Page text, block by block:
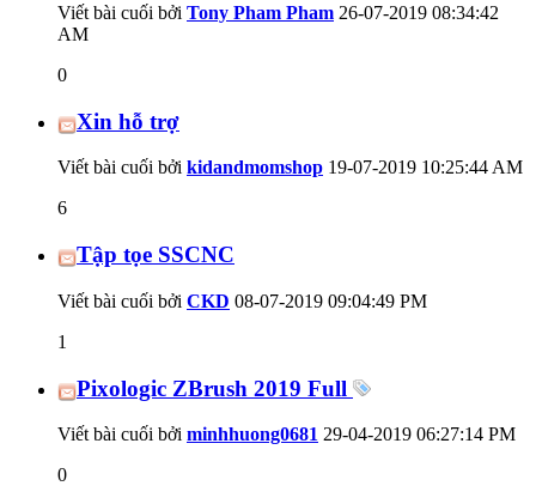
Viết bài cuối bởi Tony Pham Pham 26-07-2019 08:34:42
AM
0
Xin hỗ trợ
Viết bài cuối bởi kidandmomshop 19-07-2019 10:25:44 AM
6
Tập tọe SSCNC
Viết bài cuối bởi CKD 08-07-2019 09:04:49 PM
1
Pixologic ZBrush 2019 Full
Viết bài cuối bởi minhhuong0681 29-04-2019 06:27:14 PM
0